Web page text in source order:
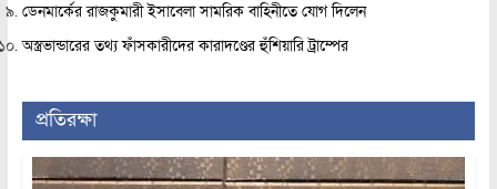
ডেনমার্কের রাজকুমারী ইসাবেলা সামরিক বাহিনীতে যোগ দিলেন
অস্ত্রভান্ডারের তথ্য ফাঁসকারীদের কারাদণ্ডের হুঁশিয়ারি ট্রাম্পের
প্রতিরক্ষা